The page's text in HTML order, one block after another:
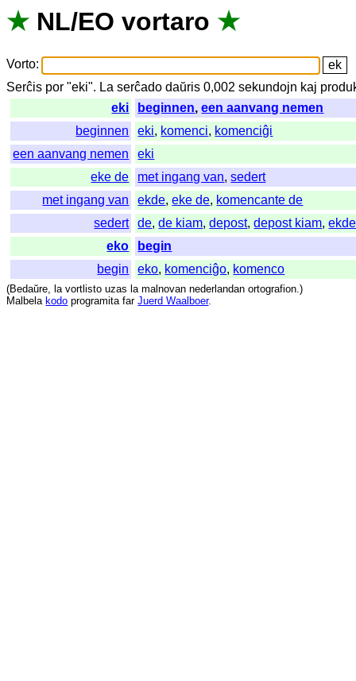
★ NL/EO vortaro ★
Vorto:
Serĉis por "eki". La serĉado daŭris 0,002sekundojn kaj
eki
beginnen,een aanvang nemen
beginnen
eki, komenci, komenciĝi
een aanvang nemen
eki
eke de
met ingang van,sedert
met ingang van
ekde,eke de, komencante de
sedert
de,de kiam,depost,depost kiam,ekde
eko
begin
begin
eko, komenciĝo, komenco
(Bedaŭre, la vortlisto uzas la malnovan nederlandan ortografion.)
Malbela kodo programita far Juerd Waalboer.